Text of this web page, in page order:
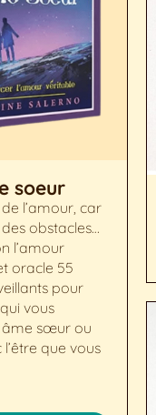
soeur
l’amour, car
obstacles…
l’amour
oracle 55
pour
vous
âme sœur ou
que vous